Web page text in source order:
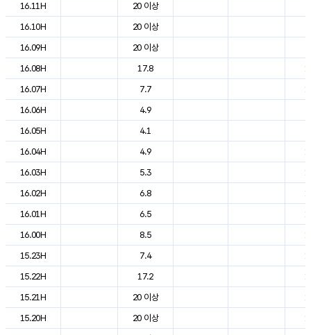
16.11H
20 이상
16.10H
20 이상
16.09H
20 이상
16.08H
17.8
16.07H
7.7
16.06H
4.9
16.05H
4.1
16.04H
4.9
16.03H
5.3
16.02H
6.8
16.01H
6.5
16.00H
8.5
15.23H
7.4
15.22H
17.2
15.21H
20 이상
15.20H
20 이상